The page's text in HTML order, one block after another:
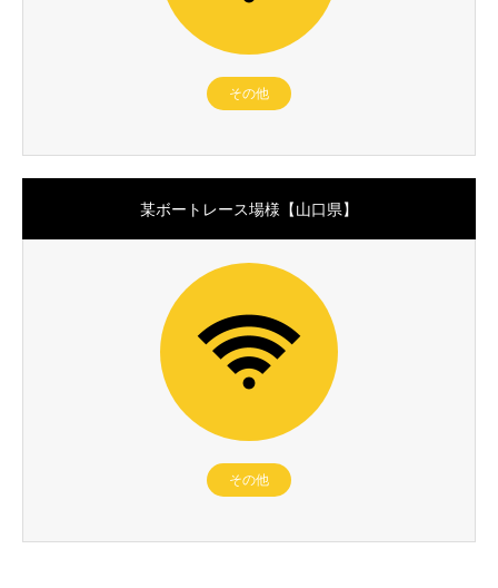
その他
某ボートレース場様【山口県】
その他